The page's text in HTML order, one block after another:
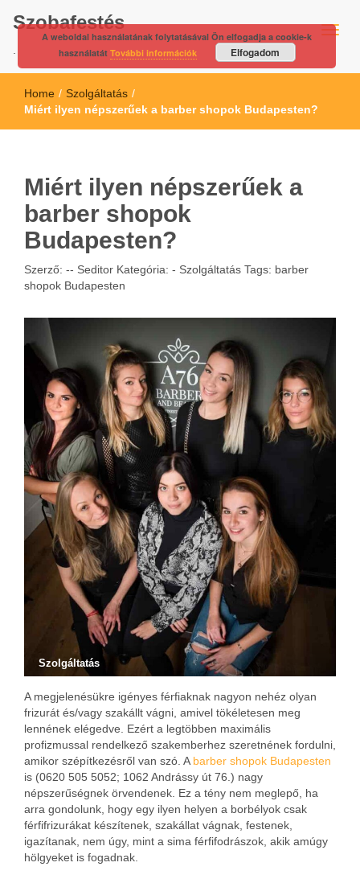
Szobafestés
Home / Szolgáltatás /
Miért ilyen népszerűek a barber shopok Budapesten?
Miért ilyen népszerűek a
barber shopok
Budapesten?
Szerző: -- Seditor Kategória: - Szolgáltatás Tags: barber
shopok Budapesten
Szolgáltatás
A megjelenésükre igényes férfiaknak nagyon nehéz olyan
frizurát és/vagy szakállt vágni, amivel tökéletesen meg
lennének elégedve. Ezért a legtöbben maximális
profizmussal rendelkező szakemberhez szeretnének fordulni,
amikor szépítkezésről van szó. A barber shopok Budapesten
is (0620 505 5052; 1062 Andrássy út 76.) nagy
népszerűségnek örvendenek. Ez a tény nem meglepő, ha
arra gondolunk, hogy egy ilyen helyen a borbélyok csak
férfifrizurákat készítenek, szakállat vágnak, festenek,
igazítanak, nem úgy, mint a sima férfifodrászok, akik amúgy
hölgyeket is fogadnak.
A weboldal használatának folytatásával Ön elfogadja a cookie-k
használatát További információk Elfogadom